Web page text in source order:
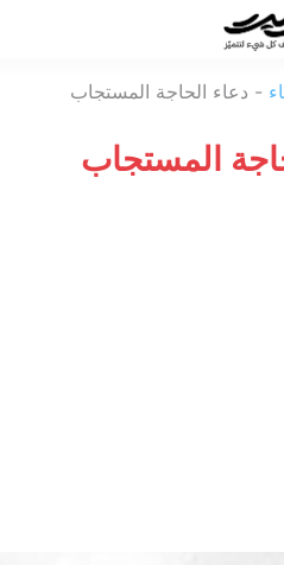
- دعاء الحاجة المستجاب
المستجاب